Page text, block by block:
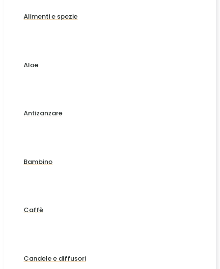
Alimenti e spezie
Aloe
Antizanzare
Bambino
Caffè
Candele e diffusori